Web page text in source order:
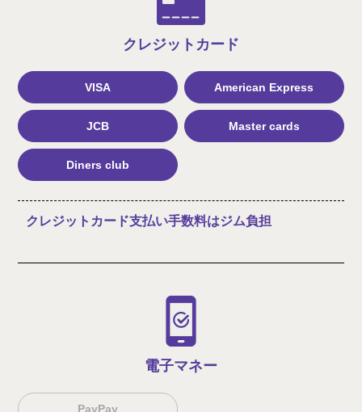
クレジット カード
VISA American Express
JCB Master cards
Diners club
クレジットカード支払い手数料はジム負担
電子マネー
PayPay